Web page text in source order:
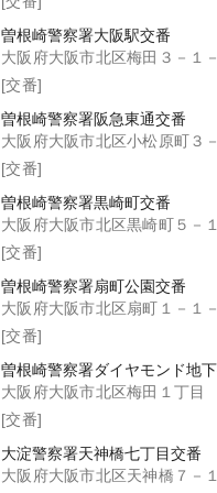
曽根崎警察署大阪駅交番
大阪府大阪市北区梅田３－１
[交番]
曽根崎警察署阪急東通交番
大阪府大阪市北区小松原町３
[交番]
曽根崎警察署黒崎町交番
大阪府大阪市北区黒崎町５－
[交番]
曽根崎警察署扇町公園交番
大阪府大阪市北区扇町１－１
[交番]
曽根崎警察署ダイヤモンド地
大阪府大阪市北区梅田１丁
[交番]
大淀警察署天神橋七丁目交番
大阪府大阪市北区天神橋７－